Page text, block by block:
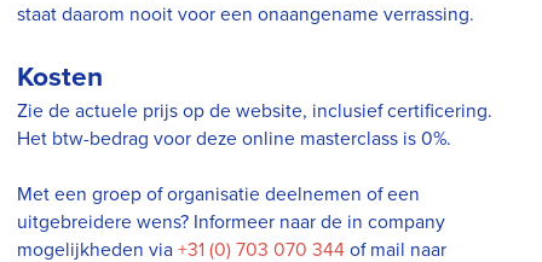
staat daarom nooit voor een onaangename verrassing.
Kosten
Zie de actuele prijs op de website, inclusief certificering.
Het btw-bedrag voor deze online masterclass is 0%.
Met een groep of organisatie deelnemen of een
uitgebreidere wens? Informeer naar de in company
mogelijkheden via+31 (0) 703 070 344 of mail naar